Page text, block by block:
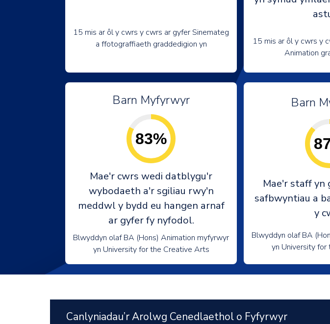
15 mis ar ôl y cwrs y cwrs ar gyfer Sinemateg
a ffotograffiaeth graddedigion yn
15 mis ar ôl y cwrs y
Animation
Barn Myfyrwyr
83%
Mae'r cwrs wedi datblygu'r
wybodaeth a'r sgiliau rwy'n
meddwl y bydd eu hangen arnaf
ar gyfer fy nyfodol.
Blwyddyn olaf BA (Hons) Animation myfyrwyr
yn University for the Creative Arts
Barn
Mae'r staff
safbwyntiau a
y
Blwyddyn olaf BA
yn University
Canlyniadau’r Arolwg Cenedlaethol o Fyfyrwyr